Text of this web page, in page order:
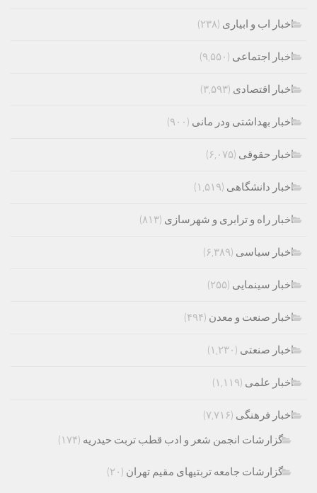
اخبار اب و ابیاری (۲۳۸)
اخبار اجتماعی (۹,۵۵۰)
اخبار اقتصادی (۳,۵۹۳)
اخبار بهداشتی ودر مانی (۹۰۰)
اخبار حقوقی (۶,۰۷۵)
اخبار دانشگاهی (۱,۵۱۹)
اخبار راه و ترابری و شهرسازی (۸۱۳)
اخبار سیاسی (۶,۳۸۹)
اخبار سینمایی (۲۵۵)
اخبار صنعت و معدن (۴۹۴)
اخبار صنعتی (۱,۲۳۰)
اخبار علمی (۱,۱۱۹)
اخبار فرهنگی (۷,۷۱۶)
گزارشات انجمن شعر و ادب قطب تربت حیدریه (۱۷۴)
گزارشات جامعه تربتیهای مقیم تهران (۲۰)